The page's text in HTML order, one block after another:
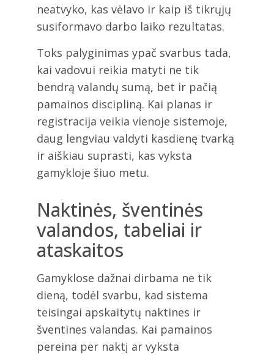
neatvyko, kas vėlavo ir kaip iš tikrųjų
susiformavo darbo laiko rezultatas.
Toks palyginimas ypač svarbus tada,
kai vadovui reikia matyti ne tik
bendrą valandų sumą, bet ir pačią
pamainos discipliną. Kai planas ir
registracija veikia vienoje sistemoje,
daug lengviau valdyti kasdienę tvarką
ir aiškiau suprasti, kas vyksta
gamykloje šiuo metu.
Naktinės, šventinės
valandos, tabeliai ir
ataskaitos
Gamyklose dažnai dirbama ne tik
dieną, todėl svarbu, kad sistema
teisingai apskaitytų naktines ir
šventines valandas. Kai pamainos
pereina per naktį ar vyksta